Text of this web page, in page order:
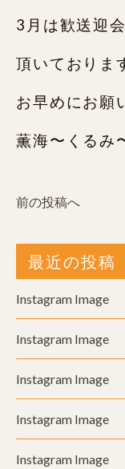
3月は歓送迎
頂いておりま
お早めにお願
薫海〜くるみ
前の投稿へ
最近の投稿
Instagram Image
Instagram Image
Instagram Image
Instagram Image
Instagram Image